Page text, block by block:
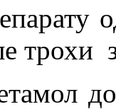
трохи